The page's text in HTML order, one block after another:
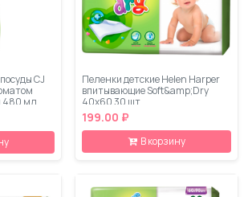
CJ
480 мл
Пеленки детские Helen Harper
впитывающие Soft&amp;Dry
40x60 30 шт
199.00 ₽
В корзину